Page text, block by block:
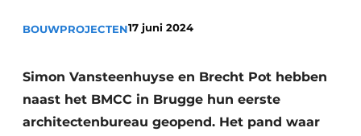
Privacy / Cookie statement
Vacatures
Video’s
Beton & Staalbouw
BOUWPROJECTEN17 juni 2024
Simon Vansteenhuyse en Brecht Pot hebben
naast het BMCC in Brugge hun eerste
architectenbureau geopend. Het pand waar